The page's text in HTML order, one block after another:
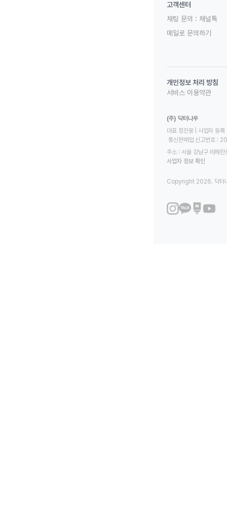
고객센터
채팅 문의 : 채널톡
메일로 문의하기
개인정보 처리 방침
서비스 이용약관
(주) 닥터나우
대표 정진웅 | 사업자
통신판매업 신고번호
주소 : 서울 강남구 테헤
사업자 정보 확인
Copyright 2026. 닥터